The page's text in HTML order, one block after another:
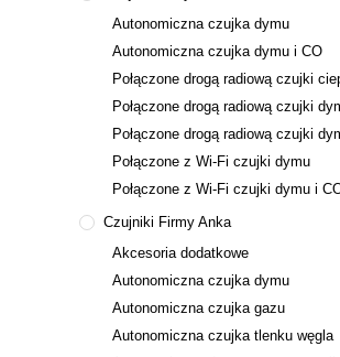
Autonomiczna czujka dymu
Autonomiczna czujka dymu i CO
Połączone drogą radiową czujki
Połączone drogą radiową czujki
Połączone drogą radiową czujki
Połączone z Wi-Fi czujki dymu
Połączone z Wi-Fi czujki dymu i
Czujniki Firmy Anka
Akcesoria dodatkowe
Autonomiczna czujka dymu
Autonomiczna czujka gazu
Autonomiczna czujka tlenku węgla